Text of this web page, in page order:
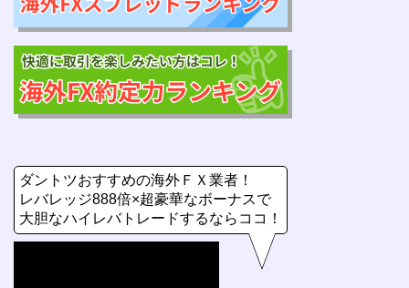
ダントツおすすめの海外ＦＸ業者！
レバレッジ888倍×超豪華なボーナスで
大胆なハイレバトレードするならココ！